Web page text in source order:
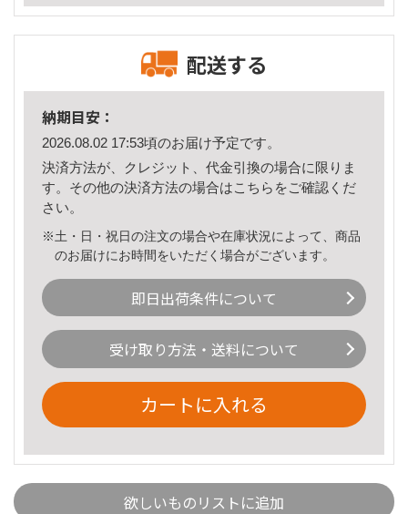
配送する
納期目安：
2026.08.02 17:53頃のお届け予定です。
決済方法が、クレジット、代金引換の場合に限りま
す。その他の決済方法の場合はこちら をご確認くだ
さい。
※土・日・祝日の注文の場合や在庫状況によって、商品
のお届けにお時間をいただく場合がございます。
即日出荷条件について
受け取り方法・送料について
カートに入れる
欲しいものリストに追加